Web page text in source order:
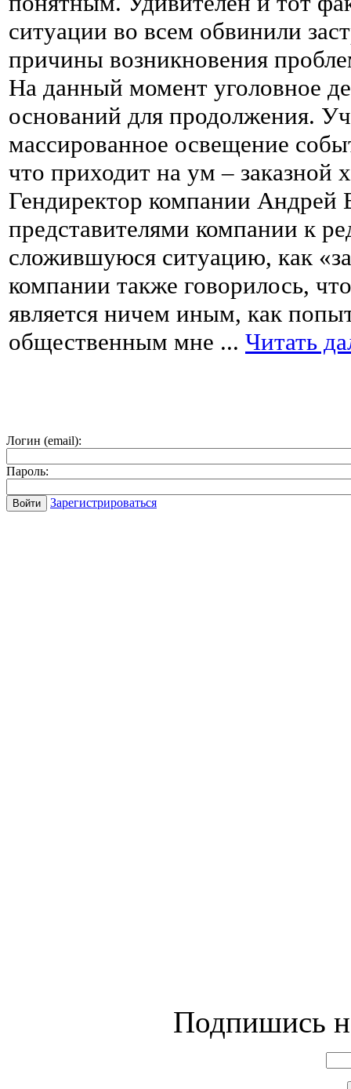
ситуации во всем обвинили
причины возникновения
На данный момент уголовное
оснований для продолжения.
массированное освещение
что приходит на ум –
Гендиректор компании
представителями компании к
сложившуюся ситуацию, как
компании также говорилось,
является ничем иным, как
общественным мне ... Читать
Логин (email):
Пароль:
Зарегистрироваться
Подпишись